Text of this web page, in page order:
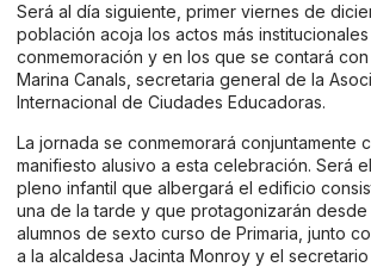
Será al día siguiente, primer viernes de
población acoja los actos más
conmemoración y en los que se contará
Marina Canals, secretaria general de la
Internacional de Ciudades Educadoras.
La jornada se conmemorará conjuntamente
manifiesto alusivo a esta celebración. Será
pleno infantil que albergará el edificio
una de la tarde y que protagonizarán desde
alumnos de sexto curso de Primaria, junto
a la alcaldesa Jacinta Monroy y el secretario